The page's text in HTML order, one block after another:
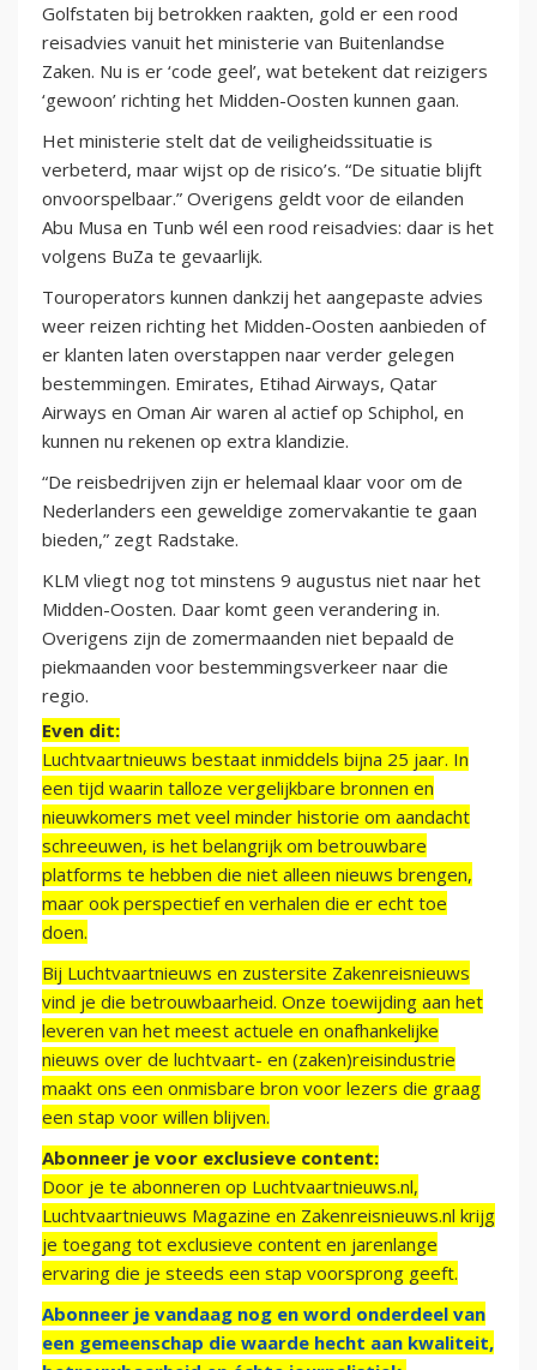
Golfstaten bij betrokken raakten, gold er een rood
reisadvies vanuit het ministerie van Buitenlandse
Zaken. Nu is er ‘code geel’, wat betekent dat reizigers
‘gewoon’ richting het Midden-Oosten kunnen gaan.
Het ministerie stelt dat de veiligheidssituatie is
verbeterd, maar wijst op de risico’s. “De situatie blijft
onvoorspelbaar.” Overigens geldt voor de eilanden
Abu Musa en Tunb wél een rood reisadvies: daar is het
volgens BuZa te gevaarlijk.
Touroperators kunnen dankzij het aangepaste advies
weer reizen richting het Midden-Oosten aanbieden of
er klanten laten overstappen naar verder gelegen
bestemmingen. Emirates, Etihad Airways, Qatar
Airways en Oman Air waren al actief op Schiphol, en
kunnen nu rekenen op extra klandizie.
“De reisbedrijven zijn er helemaal klaar voor om de
Nederlanders een geweldige zomervakantie te gaan
bieden,” zegt Radstake.
KLM vliegt nog tot minstens 9 augustus niet naar het
Midden-Oosten. Daar komt geen verandering in.
Overigens zijn de zomermaanden niet bepaald de
piekmaanden voor bestemmingsverkeer naar die
regio.
Even dit:
Luchtvaartnieuws bestaat inmiddels bijna 25 jaar. In
een tijd waarin talloze vergelijkbare bronnen en
nieuwkomers met veel minder historie om aandacht
schreeuwen, is het belangrijk om betrouwbare
platforms te hebben die niet alleen nieuws brengen,
maar ook perspectief en verhalen die er echt toe
doen.
Bij Luchtvaartnieuws en zustersite Zakenreisnieuws
vind je die betrouwbaarheid. Onze toewijding aan het
leveren van het meest actuele en onafhankelijke
nieuws over de luchtvaart- en (zaken)reisindustrie
maakt ons een onmisbare bron voor lezers die graag
een stap voor willen blijven.
Abonneer je voor exclusieve content:
Door je te abonneren op Luchtvaartnieuws.nl,
Luchtvaartnieuws Magazine en Zakenreisnieuws.nl krijg
je toegang tot exclusieve content en jarenlange
ervaring die je steeds een stap voorsprong geeft.
Abonneer je vandaag nog en word onderdeel van
een gemeenschap die waarde hecht aan kwaliteit,